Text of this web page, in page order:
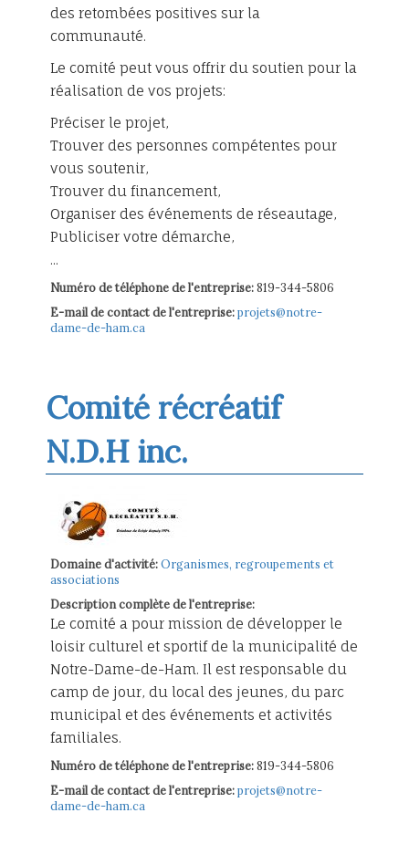
des retombées positives sur la
communauté.
Le comité peut vous offrir du soutien pour la
réalisation de vos projets:
Préciser le projet,
Trouver des personnes compétentes pour
vous soutenir,
Trouver du financement,
Organiser des événements de réseautage,
Publiciser votre démarche,
...
Numéro de téléphone de l'entreprise:819-344-5806
E-mail de contact de l'entreprise:projets@notre-
dame-de-ham.ca
Comité récréatif
N.D.H inc.
Domaine d'activité:Organismes, regroupements et
associations
Description complète de l'entreprise:
Le comité a pour mission de développer le
loisir culturel et sportif de la municipalité de
Notre-Dame-de-Ham. Il est responsable du
camp de jour, du local des jeunes, du parc
municipal et des événements et activités
familiales.
Numéro de téléphone de l'entreprise:819-344-5806
E-mail de contact de l'entreprise:projets@notre-
dame-de-ham.ca